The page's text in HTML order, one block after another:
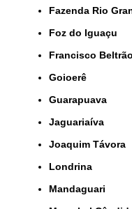
Fazenda Rio
Foz do Iguaçu
Francisco Beltrão
Goioerê
Guarapuava
Jaguariaíva
Joaquim Távora
Londrina
Mandaguari